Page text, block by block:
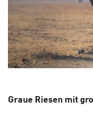
Graue Riesen mit